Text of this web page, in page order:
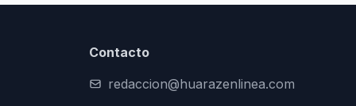
Contacto
redaccion@huarazenlinea.com